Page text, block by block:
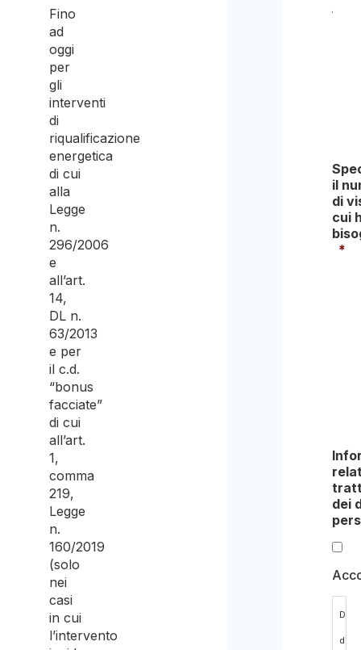
Fino
ad
oggi
per
gli
interventi
di
riqualificazione
energetica
di cui
alla
Legge
n.
296/2006
e
all’art.
14,
DL n.
63/2013
e per
il c.d.
“bonus
facciate”
di cui
all’art.
1,
comma
219,
Legge
n.
160/2019
(solo
nei
casi
in cui
l’intervento
il
di
cui
*
dei
di